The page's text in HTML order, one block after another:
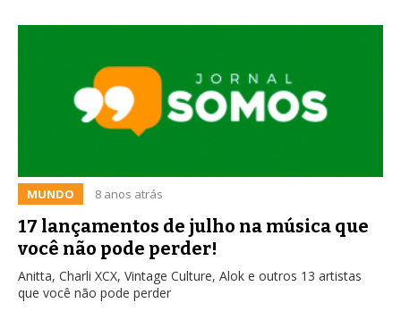
MUNDO 8 anos atrás
17 lançamentos de julho na música que
você não pode perder!
Anitta, Charli XCX, Vintage Culture, Alok e outros 13 artistas
que você não pode perder